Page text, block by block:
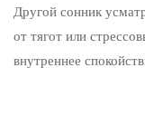
Другой сонник
от тягот или
внутреннее